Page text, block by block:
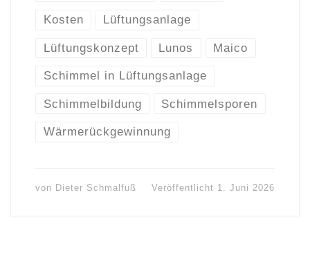
Kosten Lüftungsanlage
Lüftungskonzept Lunos Maico
Schimmel in Lüftungsanlage
Schimmelbildung Schimmelsporen
Wärmerückgewinnung
von Dieter Schmalfuß Veröffentlicht 1. Juni 2026